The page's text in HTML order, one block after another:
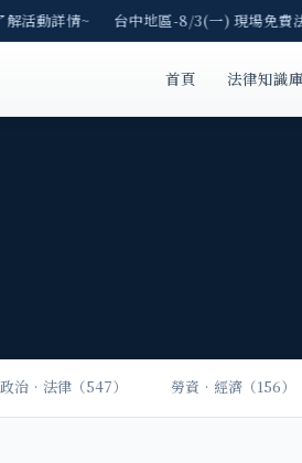
活動詳情~ 台中地區-8/3(一) 現場免費
首頁 法律知識庫
政治‧法律（547） 勞資‧經濟（156）